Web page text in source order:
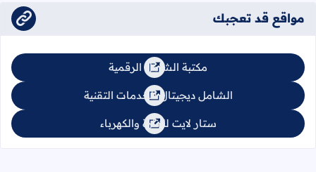
مواقع قد تعجبك
مكتبة الشامل الرقمية
الشامل ديجيتال للخدمات التقنية
ستار لايت للإنارة والكهرباء